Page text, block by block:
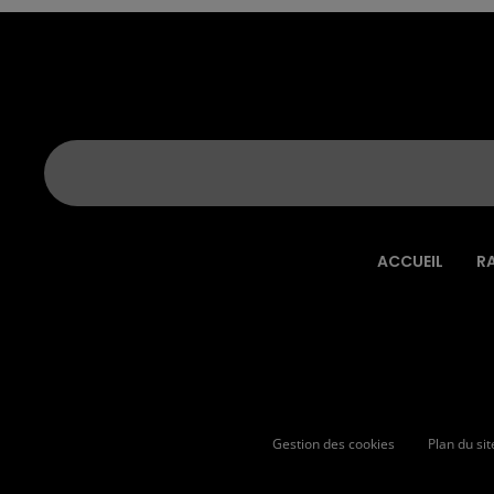
ACCUEIL
Gestion des cookies Plan du